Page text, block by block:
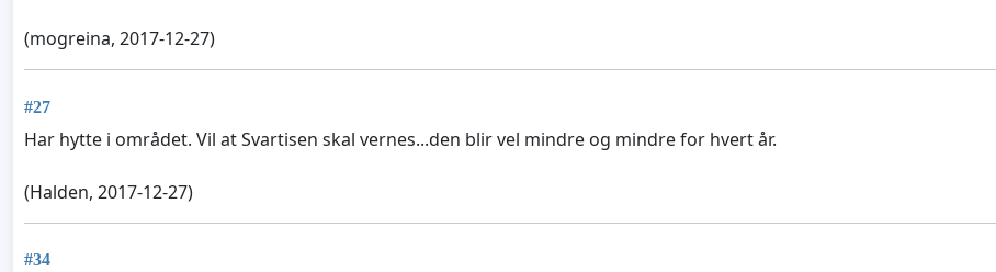
(mogreina, 2017-12-27)
#27
Har hytte i området. Vil at Svartisen skal vernes...den blir vel mindre og mindre for hvert år.
(Halden, 2017-12-27)
#34